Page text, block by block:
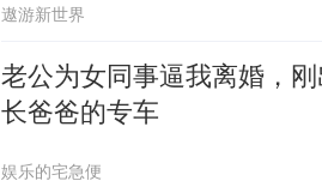
遨游新世界
老公为女同事逼我离婚，
长爸爸的专车
娱乐的宅急便